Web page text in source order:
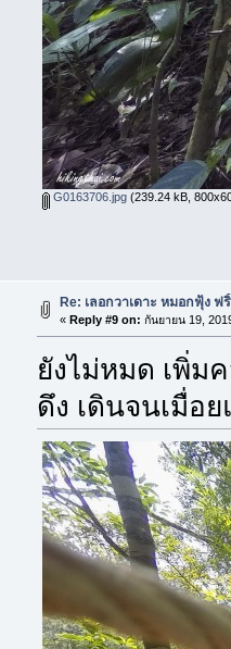
G0163706.jpg(239.24 kB,
Re: เลอกวาเดาะ หมอกฟุ้ง
« Reply #9 on: กันยายน 19,
ยังไม่หมด เพิ่ม
ดึง เดินจนเมื่อ